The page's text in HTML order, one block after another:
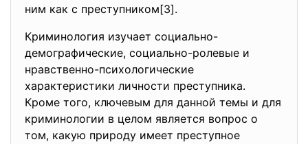
ним как с преступником[3].
Криминология изучает социально-
демографические, социально-ролевые и
нравственно-психологические
характеристики личности преступника.
Кроме того, ключевым для данной темы и для
криминологии в целом является вопрос о
том, какую природу имеет преступное